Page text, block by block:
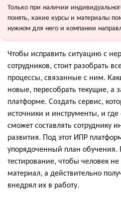
Только при наличии
понять, какие курсы и материалы
нужном для него и компании
Чтобы исправить ситуацию с
сотрудников, стоит разобрать
процессы, связанные с ним.
новые, пересобрать текущие, а
платформе. Создать сервис,
источники и инструменты, и где
сможет составлять сотруднику
развития. Под этот ИПР
упорядоченный план обучения.
тестирование, чтобы человек
материал, а действительно
внедрял их в работу.